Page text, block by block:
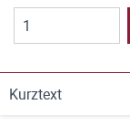
Kurztext